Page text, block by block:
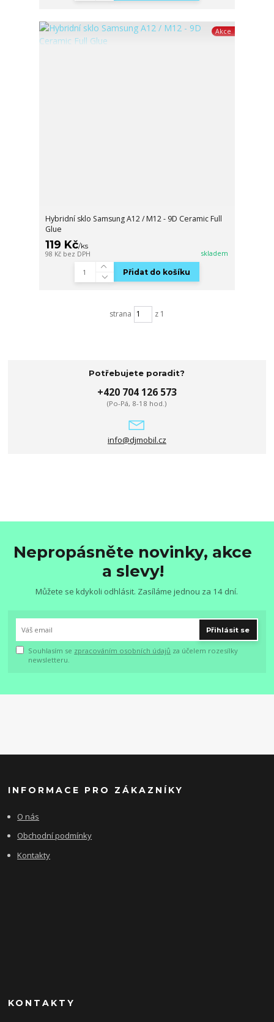
Akce
Hybridní sklo Samsung A12 / M12 - 9D Ceramic Full
Glue
119 Kč/ks
98 Kč bez DPH skladem
Přidat do košíku
strana z 1
Potřebujete poradit?
+420 704 126 573
(Po-Pá, 8-18 hod.)
info@djmobil.cz
Nepropásněte novinky, akce
a slevy!
Můžete se kdykoli odhlásit. Zasíláme jednou za 14 dní.
Přihlásit se
Souhlasím se zpracováním osobních údajů za účelem rozesílky
newsletteru.
INFORMACE PRO ZÁKAZNÍKY
O nás
Obchodní podmínky
Kontakty
KONTAKTY